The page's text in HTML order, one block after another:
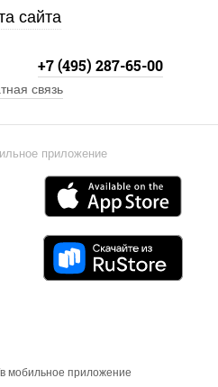
сайта
приложение
+7 (495) 287-65-00
связь
мобильное приложение